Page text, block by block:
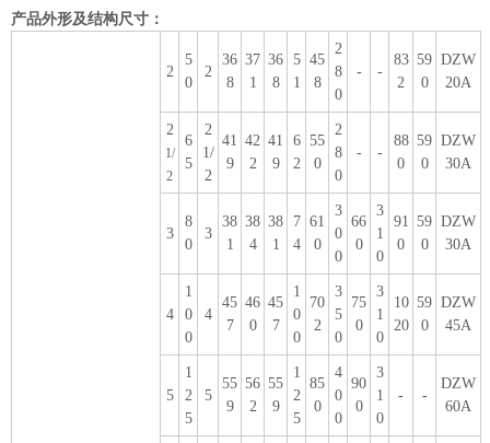
产品外形及结构尺寸：
2
5
0
2
36
8
37
1
36
8
5
1
45
8
2
8
0
- -
83
2
59
0
DZW
20A
2
1/
2
6
5
2
1/
2
41
9
42
2
41
9
6
2
55
0
2
8
0
- -
88
0
59
0
DZW
30A
3
8
0
3
38
1
38
4
38
1
7
4
61
0
3
0
0
66
0
3
1
0
91
0
59
0
DZW
30A
4
1
0
0
4
45
7
46
0
45
7
1
0
0
70
2
3
5
0
75
0
3
1
0
10
20
59
0
DZW
45A
5
1
2
5
5
55
9
56
2
55
9
1
2
5
85
0
4
0
0
90
0
3
1
0
- -
DZW
60A